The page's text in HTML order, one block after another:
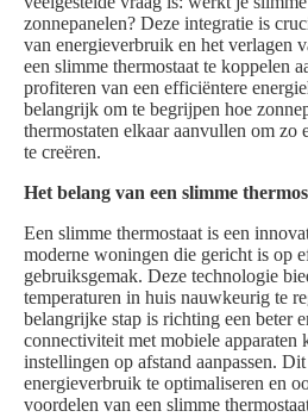
zonnepanelen? Deze integratie is
van energieverbruik en het verlagen
een slimme thermostaat te koppelen
profiteren van een efficiëntere
belangrijk om te begrijpen hoe
thermostaten elkaar aanvullen om zo
te creëren.
Het belang van een slimme
Een slimme thermostaat is een
moderne woningen die gericht is op
gebruiksgemak. Deze technologie
temperaturen in huis nauwkeurig te
belangrijke stap is richting een beter
connectiviteit met mobiele apparaten
instellingen op afstand aanpassen.
energieverbruik te optimaliseren en
voordelen van een slimme